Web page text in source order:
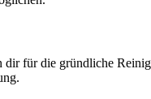
dir für die gründliche